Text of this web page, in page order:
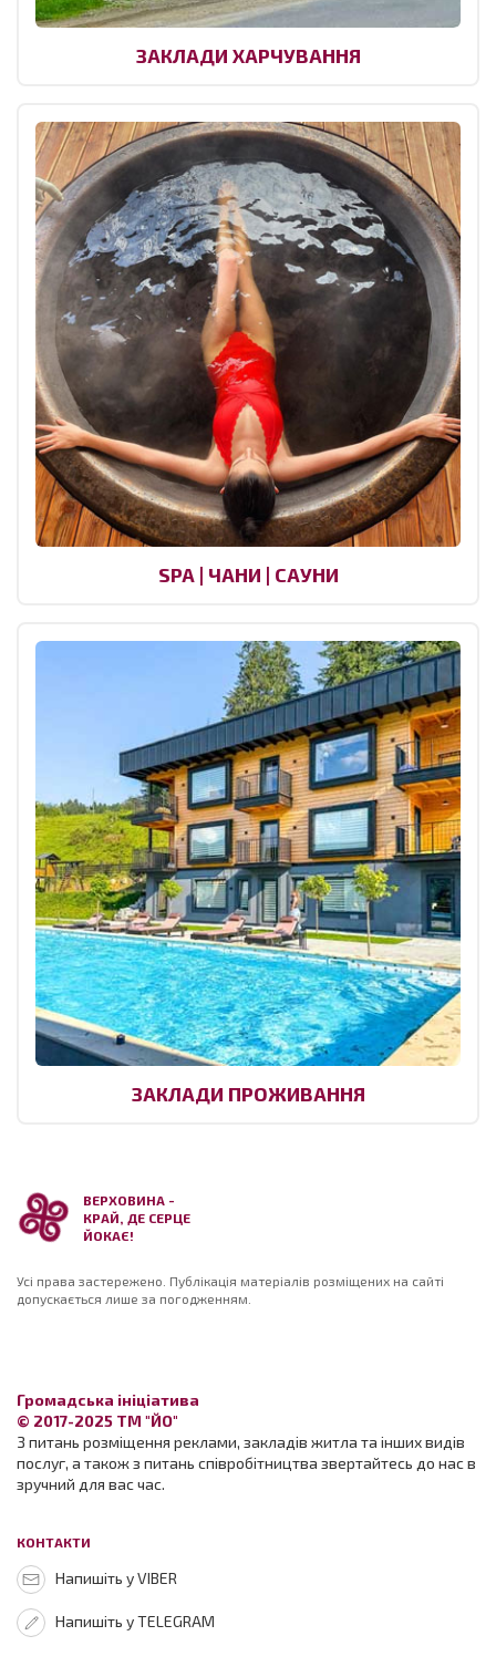
ЗАКЛАДИ ХАРЧУВАННЯ
SPA | ЧАНИ | САУНИ
ЗАКЛАДИ ПРОЖИВАННЯ
ВЕРХОВИНА -
КРАЙ, ДЕ СЕРЦЕ
ЙОКАЄ!
Усі права застережено. Публікація матеріалів розміщених на сайті
допускається лише за погодженням.
Громадська ініціатива
© 2017-2025 ТМ "ЙО"
З питань розміщення реклами, закладів житла та інших видів
послуг, а також з питань співробітництва звертайтесь до нас в
зручний для вас час.
КОНТАКТИ
Напишіть у VIBER
Напишіть у TELEGRAM